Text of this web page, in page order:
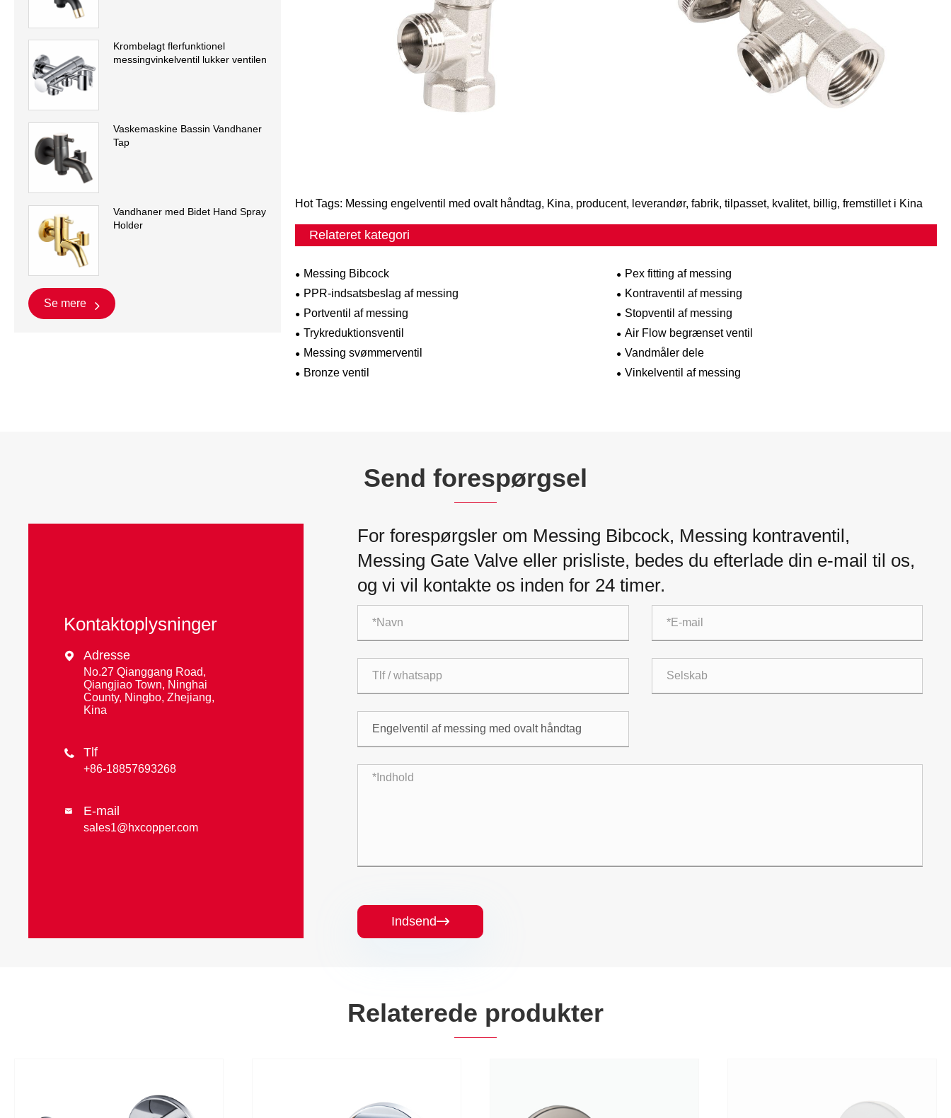
Krombelagt flerfunktionel
messingvinkelventil lukker ventilen
Vaskemaskine Bassin Vandhaner
Tap
Vandhaner med Bidet Hand Spray
Holder
Se mere
Hot Tags: Messing engelventil med ovalt håndtag, Kina, producent, leverandør, fabrik, tilpasset, kvalitet, billig, fremstillet i Kina
Relateret kategori
Messing Bibcock
Pex fitting af messing
PPR-indsatsbeslag af messing
Kontraventil af messing
Portventil af messing
Stopventil af messing
Trykreduktionsventil
Air Flow begrænset ventil
Messing svømmerventil
Vandmåler dele
Bronze ventil
Vinkelventil af messing
Send forespørgsel
Kontaktoplysninger
 Adresse
No.27 Qianggang Road,
Qiangjiao Town, Ninghai
County, Ningbo, Zhejiang,
Kina
 Tlf
+86-18857693268
 E-mail
sales1@hxcopper.com
For forespørgsler om Messing Bibcock, Messing kontraventil,
Messing Gate Valve eller prisliste, bedes du efterlade din e-mail til os,
og vi vil kontakte os inden for 24 timer.
Indsend
Relaterede produkter